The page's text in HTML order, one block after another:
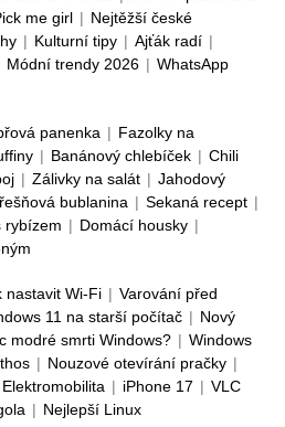
me girl | Nejtěžší české
| Kulturní tipy | Ajťák radí |
Módní trendy 2026 | WhatsApp
panenka | Fazolky na
| Banánový chlebíček | Chili
| Zálivky na salát | Jahodový
bublanina | Sekaná recept |
rybízem | Domácí housky |
nastavit Wi-Fi | Varování před
11 na starší počítač | Nový
modré smrti Windows? | Windows
| Nouzové otevírání pračky |
Elektromobilita | iPhone 17 | VLC
| Nejlepší Linux